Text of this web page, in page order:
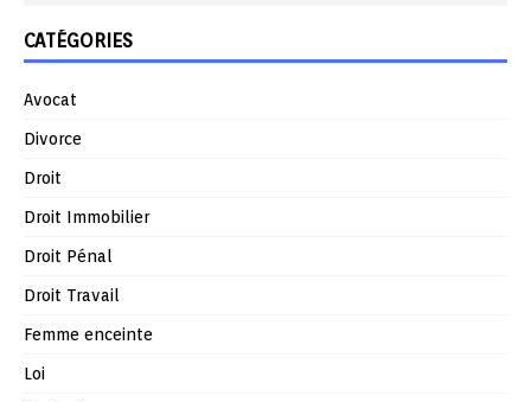
CATÉGORIES
Avocat
Divorce
Droit
Droit Immobilier
Droit Pénal
Droit Travail
Femme enceinte
Loi